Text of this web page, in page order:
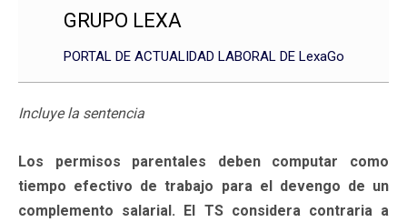
GRUPO LEXA
PORTAL DE ACTUALIDAD LABORAL DE LexaGo
Incluye la sentencia
Los permisos parentales deben computar como
tiempo efectivo de trabajo para el devengo de un
complemento salarial. El TS considera contraria a